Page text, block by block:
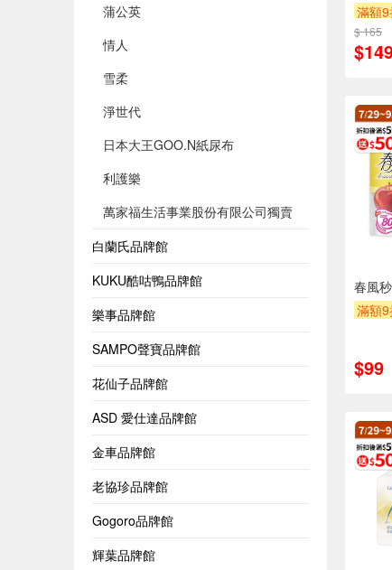
蒲公英
情人
雪柔
淨世代
日本大王GOO.N紙尿布
利護樂
萬家福生活事業股份有限公司獨賣
白蘭氏品牌館
KUKU酷咕鴨品牌館
樂事品牌館
SAMPO聲寶品牌館
花仙子品牌館
ASD 愛仕達品牌館
金車品牌館
老協珍品牌館
Gogoro品牌館
輝葉品牌館
滿額
贈$200
$ 165
春風
滿額
$99